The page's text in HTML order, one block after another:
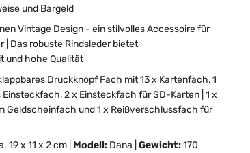
und Bargeld
Vintage Design - ein stilvolles Accessoire für
| Das robuste Rindsleder bietet
und hohe Qualität
Druckknopf Fach mit 13 x Kartenfach, 1
2 x Einsteckfach für SD-Karten | 1 x
Geldscheinfach und 1 x Reißverschlussfach für
19 x 11 x 2 cm | Modell:Dana | Gewicht:170